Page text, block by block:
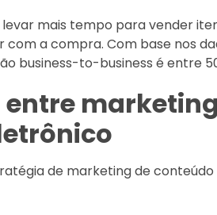
mais tempo para vender
a compra. Com base nos
business-to-business é entre
de marketing de